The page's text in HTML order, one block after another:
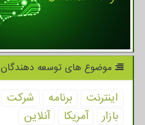
موضوع های توسعه دهندگان
اینترنت برنامه شركت
بازار
آمریكا آنلاین